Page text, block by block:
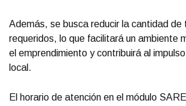
Además, se busca reducir la cantidad de
requeridos, lo que facilitará un ambiente
el emprendimiento y contribuirá al
local.
El horario de atención en el módulo